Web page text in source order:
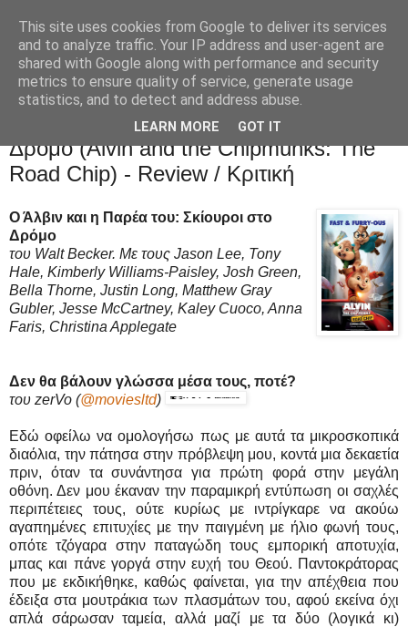
Movies Ltd
29/1/16
Ο Άλβιν και η Παρέα του: Σκίουροι στο
Δρόμο (Alvin and the Chipmunks: The
Road Chip) - Review / Κριτική
Ο Άλβιν και η Παρέα του: Σκίουροι στο
Δρόμο
του Walt Becker. Με τους Jason Lee, Tony
Hale, Kimberly Williams-Paisley, Josh Green,
Bella Thorne, Justin Long, Matthew Gray
Gubler, Jesse McCartney, Kaley Cuoco, Anna
Faris, Christina Applegate
Δεν θα βάλουν γλώσσα μέσα τους, ποτέ?
του zerVo (@moviesltd)
Εδώ οφείλω να ομολογήσω πως με αυτά τα μικροσκοπικά
διαόλια, την πάτησα στην πρόβλεψη μου, κοντά μια δεκαετία
πριν, όταν τα συνάντησα για πρώτη φορά στην μεγάλη
οθόνη. Δεν μου έκαναν την παραμικρή εντύπωση οι σαχλές
περιπέτειες τους, ούτε κυρίως με ιντρίγκαρε να ακούω
αγαπημένες επιτυχίες με την παιγμένη με ήλιο φωνή τους,
οπότε τζόγαρα στην παταγώδη τους εμπορική αποτυχία,
μπας και πάνε γοργά στην ευχή του Θεού. Παντοκράτορας
που με εκδικήθηκε, καθώς φαίνεται, για την απέχθεια που
έδειξα στα μουτράκια των πλασμάτων του, αφού εκείνα όχι
απλά σάρωσαν ταμεία, αλλά μαζί με τα δύο (λογικά κι)
This site uses cookies from Google to deliver its services
and to analyze traffic. Your IP address and user-agent are
shared with Google along with performance and security
metrics to ensure quality of service, generate usage
statistics, and to detect and address abuse.
LEARN MORE GOT IT